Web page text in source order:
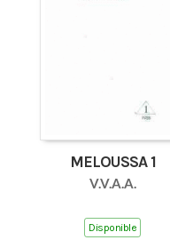
MELOUSSA 1
V.V.A.A.
Disponible